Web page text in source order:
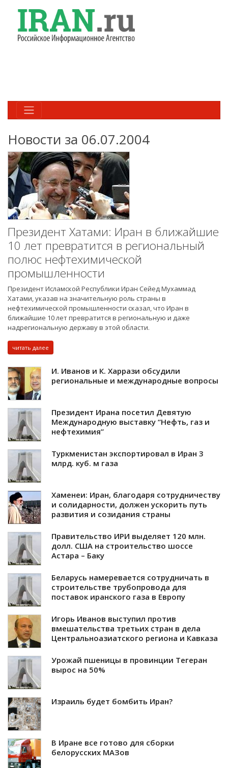
Новости за 06.07.2004
Президент Хатами: Иран в ближайшие
10 лет превратится в региональный
полюс нефтехимической
промышленности
Президент Исламской Республики Иран Сейед Мухаммад
Хатами, указав на значительную роль страны в
нефтехимической промышленности сказал, что Иран в
ближайшие 10 лет превратится в региональную и даже
надрегиональную державу в этой области.
читать далее
И. Иванов и К. Харрази обсудили
региональные и международные вопросы
Президент Ирана посетил Девятую
Международную выставку “Нефть, газ и
нефтехимия”
Туркменистан экспортировал в Иран 3
млрд. куб. м газа
Хаменеи: Иран, благодаря сотрудничеству
и солидарности, должен ускорить путь
развития и созидания страны
Правительство ИРИ выделяет 120 млн.
долл. США на строительство шоссе
Астара – Баку
Беларусь намеревается сотрудничать в
строительстве трубопровода для
поставок иранского газа в Европу
Игорь Иванов выступил против
вмешательства третьих стран в дела
Центральноазиатского региона и Кавказа
Урожай пшеницы в провинции Тегеран
вырос на 50%
Израиль будет бомбить Иран?
В Иране все готово для сборки
белорусских МАЗов